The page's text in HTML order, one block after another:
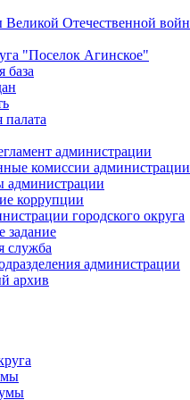
Великой Отечественной
"Поселок Агинское"
база
палата
администрации
комиссии администрации
администрации
коррупции
городского округа
задание
служба
администрации
архив